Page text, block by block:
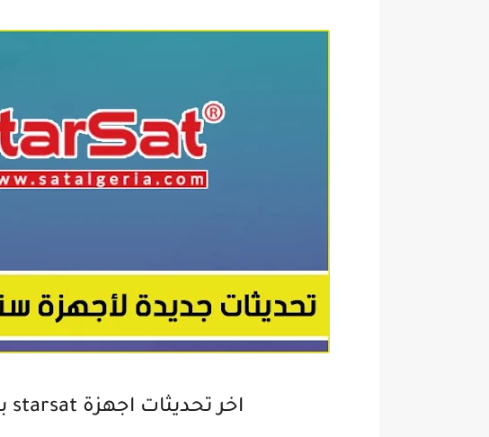
اخر تحديثات اجهزة starsat بتاريخ 08/09/2020